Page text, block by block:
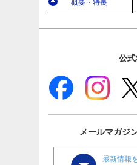
概要・特長
公
メールマガジ
最新情報